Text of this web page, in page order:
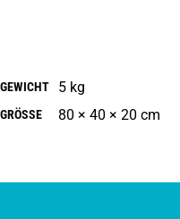
GEWICHT 5 kg
GRÖSSE 80 × 40 × 20 cm